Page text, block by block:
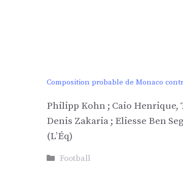
Composition probable de Monaco
Philipp Kohn ; Caio Henrique,
Denis Zakaria ; Eliesse Ben
(L’Éq)
Catégories
Football